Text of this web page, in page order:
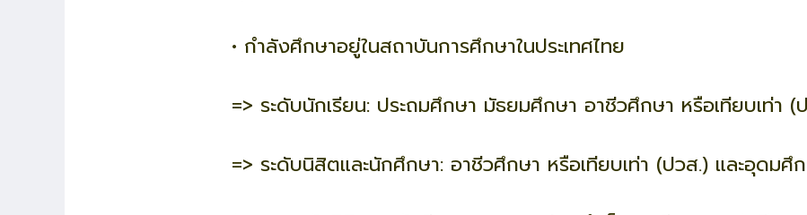
• กำลังศึกษาอยู่ในสถาบันการศึกษาในประเทศไทย
=> ระดับนักเรียน: ประถมศึกษา มัธยมศึกษา อาชีวศึกษา หรือเทียบเท่า (
=> ระดับนิสิตและนักศึกษา: อาชีวศึกษา หรือเทียบเท่า (ปวส.) และอุดม